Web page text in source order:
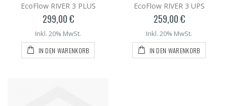
EcoFlow RIVER 3 PLUS
299,00 €
Inkl. 20% MwSt.
IN DEN WARENKORB
EcoFlow RIVER 3 UPS
259,00 €
Inkl. 20% MwSt.
IN DEN WARENKORB